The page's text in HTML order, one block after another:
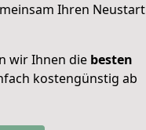
Ihren Neustart
wir Ihnen die besten
kostengünstig ab